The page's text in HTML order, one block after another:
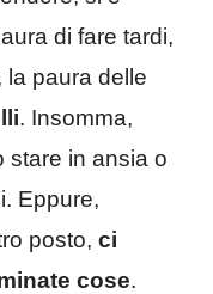
di fare tardi,
la paura delle
. Insomma,
stare in ansia o
Eppure,
posto, ci
cose.